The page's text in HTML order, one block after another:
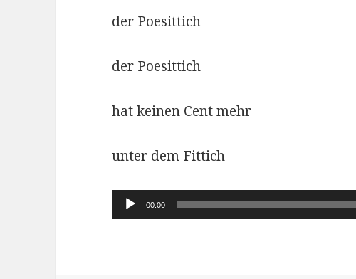
der Poesittich
der Poesittich
hat keinen Cent mehr
unter dem Fittich
Audio-
Player
00:00